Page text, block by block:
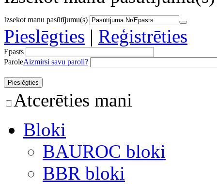
Izsekot manu pasūtījumu(s)
Pieslēgties | Reģistrēties
Epasts
ParoleAizmirsi savu paroli?
Atcerēties mani
Bloki
BAUROC bloki
BBR bloki